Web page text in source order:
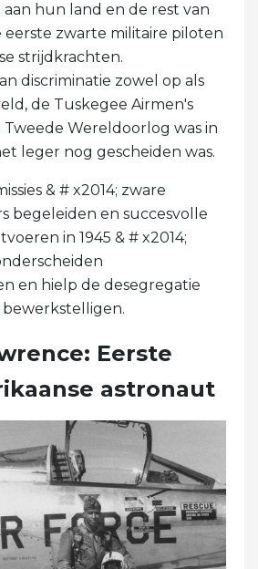
hun land en de rest van
eerste zwarte militaire piloten
strijdkrachten.
discriminatie zowel op als
de Tuskegee Airmen's
Wereldoorlog was in
leger nog gescheiden was.
& # x2014; zware
begeleiden en succesvolle
in 1945 & # x2014;
en hielp de desegregatie
Eerste
astronaut